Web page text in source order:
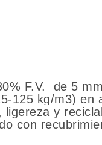
F.V. de 5
125 kg/m3)
y
con